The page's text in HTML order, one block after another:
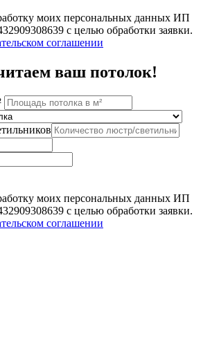
моих персональных данных ИП
с целью обработки заявки.
соглашении
ваш потолок!
моих персональных данных ИП
с целью обработки заявки.
соглашении